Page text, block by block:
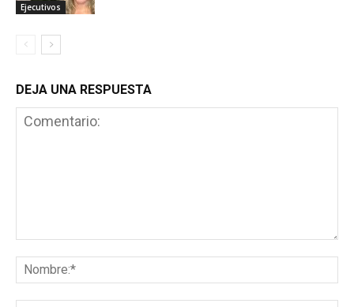
Ejecutivos
DEJA UNA RESPUESTA